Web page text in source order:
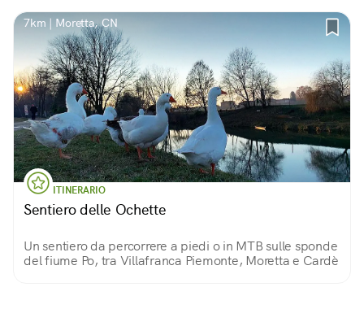
7km | Moretta, CN
ITINERARIO
Sentiero delle Ochette
Un sentiero da percorrere a piedi o in MTB sulle sponde
del fiume Po, tra Villafranca Piemonte, Moretta e Cardè